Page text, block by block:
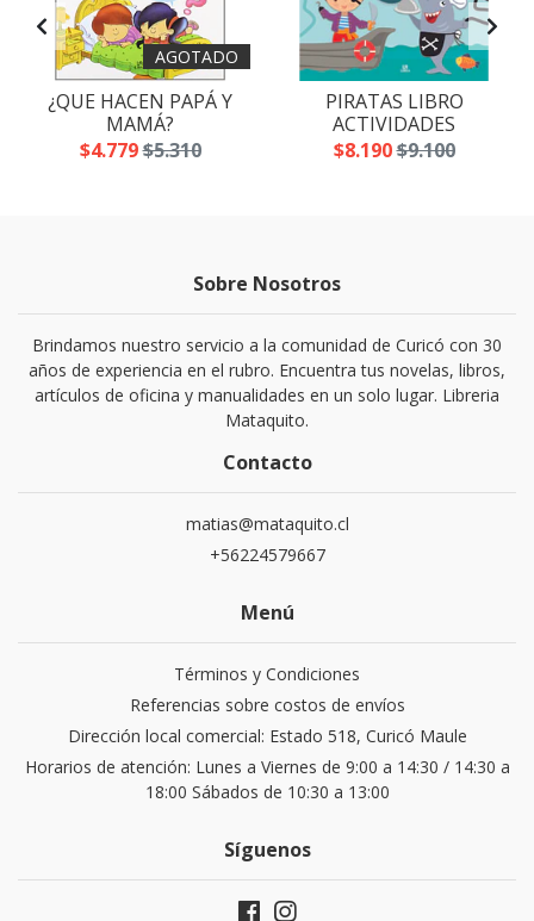
AGOTADO
¿QUE HACEN PAPÁ Y
MAMÁ?
$4.779$5.310
PIRATAS LIBRO
ACTIVIDADES
$8.190$9.100
Sobre Nosotros
Brindamos nuestro servicio a la comunidad de Curicó con 30
años de experiencia en el rubro. Encuentra tus novelas, libros,
artículos de oficina y manualidades en un solo lugar. Libreria
Mataquito.
Contacto
matias@mataquito.cl
+56224579667
Menú
Términos y Condiciones
Referencias sobre costos de envíos
Dirección local comercial: Estado 518, Curicó Maule
Horarios de atención: Lunes a Viernes de 9:00 a 14:30 / 14:30 a
18:00 Sábados de 10:30 a 13:00
Síguenos